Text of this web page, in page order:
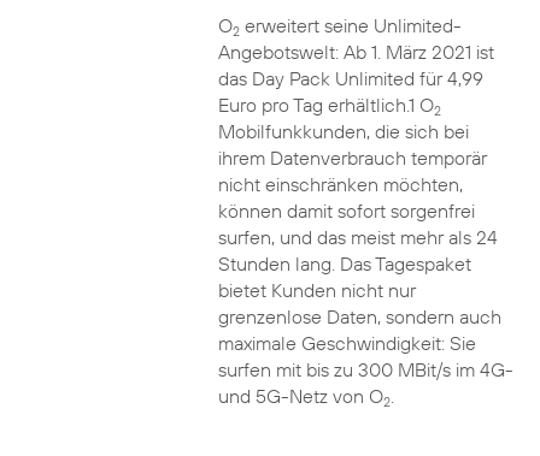
O2erweitert seine Unlimited-
Angebotswelt: Ab 1. März 2021 ist
das Day Pack Unlimited für 4,99
Euro pro Tag erhältlich.1 O2
Mobilfunkkunden, die sich bei
ihrem Datenverbrauch temporär
nicht einschränken möchten,
können damit sofort sorgenfrei
surfen, und das meist mehr als 24
Stunden lang. Das Tagespaket
bietet Kunden nicht nur
grenzenlose Daten, sondern auch
maximale Geschwindigkeit: Sie
surfen mit bis zu 300 MBit/s im 4G-
und 5G-Netz von O2.